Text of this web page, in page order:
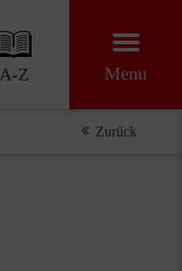
A-Z Menu
Zurück